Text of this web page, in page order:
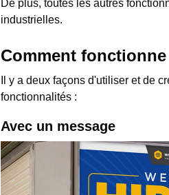
De plus, toutes les autres
industrielles.
Comment
Il y a deux façons d'utiliser et de
fonctionnalités :
Avec un message